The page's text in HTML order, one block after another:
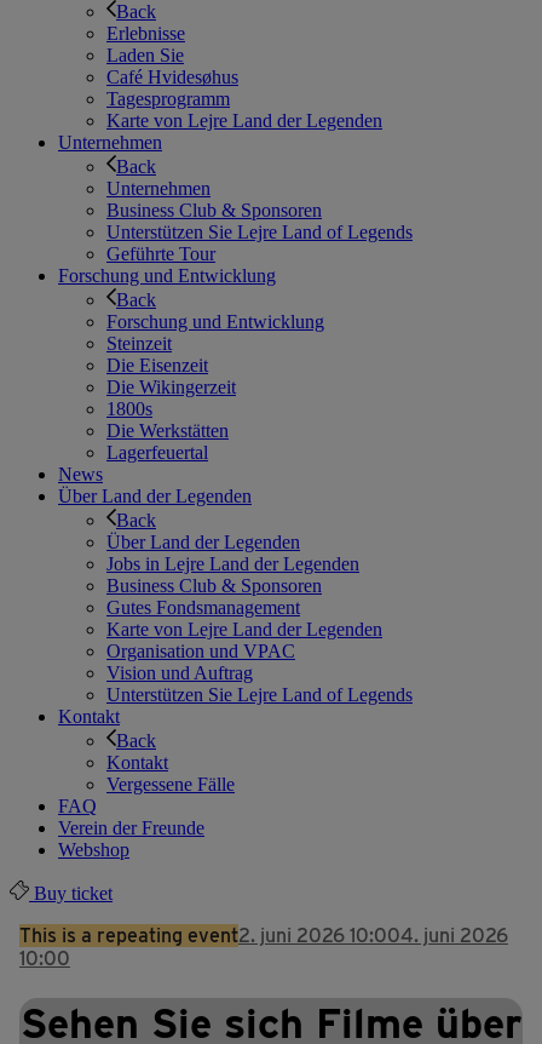
Back
Erlebnisse
Laden Sie
Café Hvidesøhus
Tagesprogramm
Karte von Lejre Land der Legenden
Unternehmen
Back
Unternehmen
Business Club & Sponsoren
Unterstützen Sie Lejre Land of Legends
Geführte Tour
Forschung und Entwicklung
Back
Forschung und Entwicklung
Steinzeit
Die Eisenzeit
Die Wikingerzeit
1800s
Die Werkstätten
Lagerfeuertal
News
Über Land der Legenden
Back
Über Land der Legenden
Jobs in Lejre Land der Legenden
Business Club & Sponsoren
Gutes Fondsmanagement
Karte von Lejre Land der Legenden
Organisation und VPAC
Vision und Auftrag
Unterstützen Sie Lejre Land of Legends
Kontakt
Back
Kontakt
Vergessene Fälle
FAQ
Verein der Freunde
Webshop
Buy ticket
This is a repeating event2. juni 2026 10:004. juni 2026
10:00
Sehen Sie sich Filme über